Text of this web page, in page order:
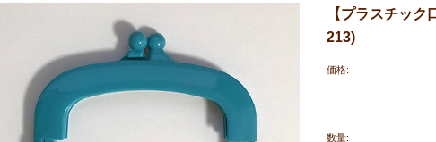
【プラスチッ
213)
価格:
数量: